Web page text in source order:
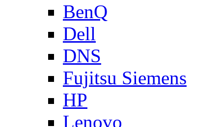
BenQ
Dell
DNS
Fujitsu Siemens
HP
Lenovo